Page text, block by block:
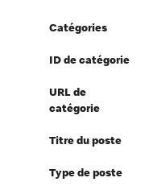
Catégories
ID de catégorie
URL de
catégorie
Titre du poste
Type de poste